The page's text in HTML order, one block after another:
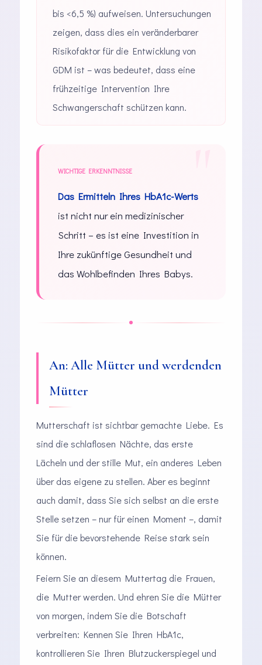
bis <6,5 %) aufweisen. Untersuchungen
zeigen, dass dies ein veränderbarer
Risikofaktor für die Entwicklung von
GDM ist – was bedeutet, dass eine
frühzeitige Intervention Ihre
Schwangerschaft schützen kann.
WICHTIGE ERKENNTNISSE
Das Ermitteln Ihres HbA1c-Werts
ist nicht nur ein medizinischer
Schritt – es ist eine Investition in
Ihre zukünftige Gesundheit und
das Wohlbefinden Ihres Babys.
An: Alle Mütter und werdenden
Mütter
Mutterschaft ist sichtbar gemachte Liebe. Es
sind die schlaflosen Nächte, das erste
Lächeln und der stille Mut, ein anderes Leben
über das eigene zu stellen. Aber es beginnt
auch damit, dass Sie sich selbst an die erste
Stelle setzen – nur für einen Moment –, damit
Sie für die bevorstehende Reise stark sein
können.
Feiern Sie an diesem Muttertag die Frauen,
die Mutter werden. Und ehren Sie die Mütter
von morgen, indem Sie die Botschaft
verbreiten: Kennen Sie Ihren HbA1c,
kontrollieren Sie Ihren Blutzuckerspiegel und